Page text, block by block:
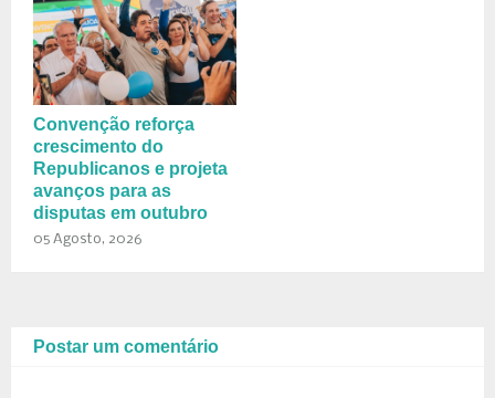
Convenção reforça
crescimento do
Republicanos e projeta
avanços para as
disputas em outubro
05 Agosto, 2026
Postar um comentário